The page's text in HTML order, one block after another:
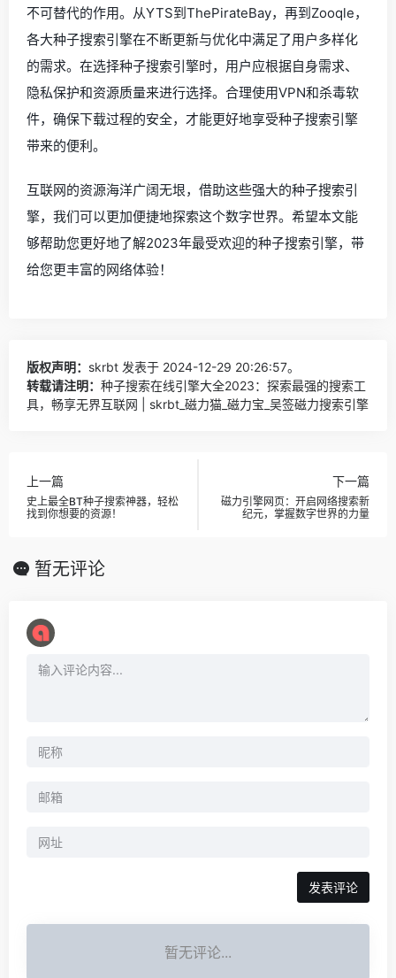
不可替代的作用。从YTS到ThePirateBay，再到Zooqle，
各大种子搜索引擎在不断更新与优化中满足了用户多样化
的需求。在选择种子搜索引擎时，用户应根据自身需求、
隐私保护和资源质量来进行选择。合理使用VPN和杀毒软
件，确保下载过程的安全，才能更好地享受种子搜索引擎
带来的便利。
互联网的资源海洋广阔无垠，借助这些强大的种子搜索引
擎，我们可以更加便捷地探索这个数字世界。希望本文能
够帮助您更好地了解2023年最受欢迎的种子搜索引擎，带
给您更丰富的网络体验！
版权声明： skrbt 发表于 2024-12-29 20:26:57。
转载请注明： 种子搜索在线引擎大全2023：探索最强的搜索工
具，畅享无界互联网 | skrbt_磁力猫_磁力宝_吴签磁力搜索引擎
上一篇
史上最全BT种子搜索神器，轻松
找到你想要的资源！
下一篇
磁力引擎网页：开启网络搜索新
纪元，掌握数字世界的力量
暂无评论
暂无评论...